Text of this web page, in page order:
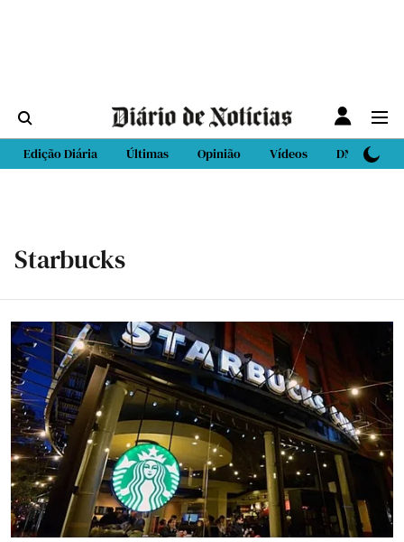
Edição Diária Últimas Opinião Vídeos DN Sport
Starbucks